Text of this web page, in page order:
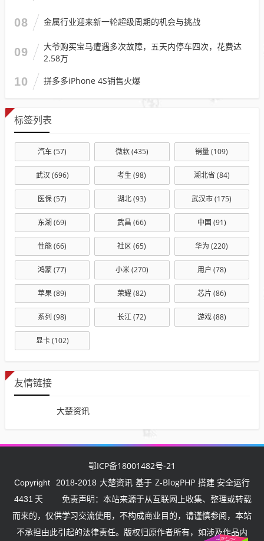
08 金属行业迎来新一轮超级周期的机会与挑战
09
大爷购买宝马遭遇多次故障，五天内停车四次，花费达
2.58万
10 拼多多iPhone 4S销售火爆
标签列表
汽车(57) 微软(435) 销量(109)
武汉 (696) 考生 (98) 湖北省 (84)
医保(57) 湖北(93) 武汉市(175)
东湖 (69) 武昌 (66) 中国 (91)
性能(66) 社区 (65) 华为 (220)
鸿蒙(77) 小米(270) 用户 (78)
苹果(89) 荣耀(82) 芯片 (86)
系列 (98) 长江(72) 游戏(88)
显卡(102)
友情链接
大楚资讯
鄂ICP备18001482号-21
Copyright 2018-2018 大楚资讯 基于 Z-BlogPHP 搭建 安全运行
4431 天
免责声明：本站来源于从互联网上收集、整理或转载
而来的，仅供学习交流使用，不构成商业目的，请谨慎参阅，本站
不承担由此引起的法律责任。版权归原作者所有，如涉及作品内
武汉
挺住